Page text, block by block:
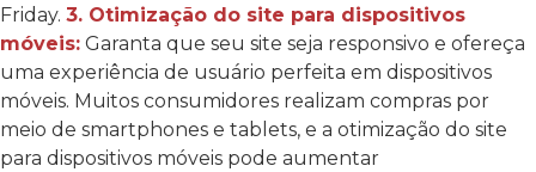
Friday. 3. Otimização do site para dispositivos
móveis: Garanta que seu site seja responsivo e ofereça
uma experiência de usuário perfeita em dispositivos
móveis. Muitos consumidores realizam compras por
meio de smartphones e tablets, e a otimização do site
para dispositivos móveis pode aumentar